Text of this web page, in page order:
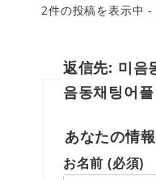
2件の投稿を表示中
返信先: 미음
음동채팅어플
あなたの情
お名前 (必須)